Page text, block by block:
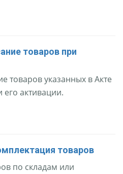
товаров при
товаров указанных в Акте
активации.
товаров
по складам или